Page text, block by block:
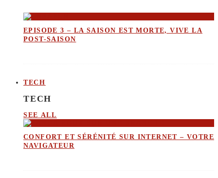
EPISODE 3 – LA SAISON EST MORTE, VIVE LA
POST-SAISON
TECH
TECH
SEE ALL
CONFORT ET SÉRÉNITÉ SUR INTERNET – VOTRE
NAVIGATEUR